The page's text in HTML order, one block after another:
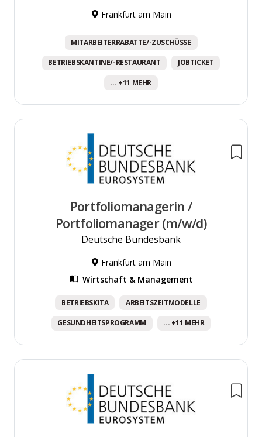
Frankfurt am Main
MITARBEITERRABATTE/-ZUSCHÜSSE
BETRIEBSKANTINE/-RESTAURANT JOBTICKET
... +11 MEHR
Portfoliomanagerin /
Portfoliomanager (m/w/d)
Deutsche Bundesbank
Frankfurt am Main
Wirtschaft & Management
BETRIEBSKITA ARBEITSZEITMODELLE
GESUNDHEITSPROGRAMM ... +11 MEHR